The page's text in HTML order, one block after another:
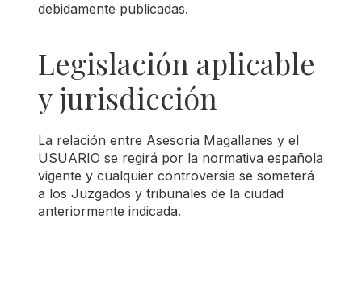
debidamente publicadas.
Legislación aplicable
y jurisdicción
La relación entre Asesoria Magallanes y el
USUARIO se regirá por la normativa española
vigente y cualquier controversia se someterá
a los Juzgados y tribunales de la ciudad
anteriormente indicada.